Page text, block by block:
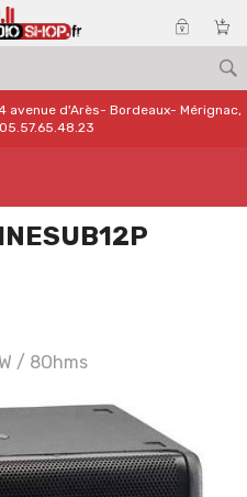
avenue d'Arès- Bordeaux- Mérignac,
/ 8Ohms